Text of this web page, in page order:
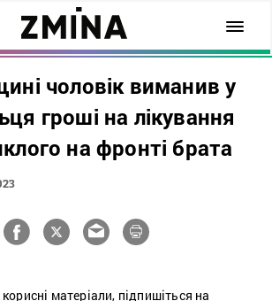
чоловік виманив у
гроші на лікування
на фронті брата
матеріали, підпишіться на